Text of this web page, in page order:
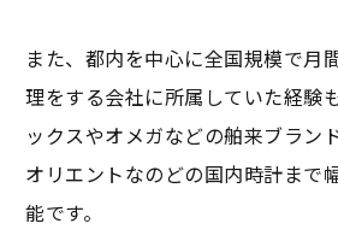
また、都内を中心に全国規模で月
理をする会社に所属していた経験
ックスやオメガなどの舶来ブラン
オリエントなのどの国内時計まで
能です。